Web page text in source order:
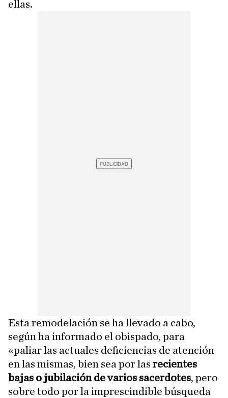
ellas.
Esta remodelación se ha llevado a cabo,
según ha informado el obispado, para
«paliar las actuales deficiencias de atención
en las mismas, bien sea por las recientes
bajas o jubilación de varios sacerdotes, pero
sobre todo por la imprescindible búsqueda